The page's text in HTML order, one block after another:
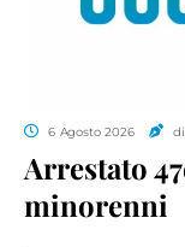
6 Agosto 2026
Arrestato
minorenni